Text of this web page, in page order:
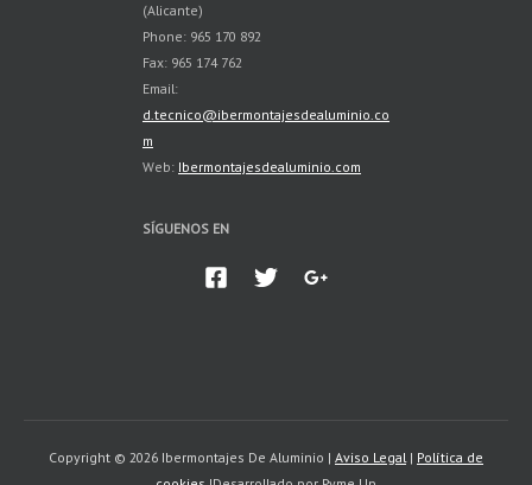
(Alicante)
Phone: 965 170 892
Fax: 965 174 762
Email:
d.tecnico@ibermontajesdealuminio.co
m
Web: Ibermontajesdealuminio.com
SÍGUENOS EN
Copyright © 2026 Ibermontajes De Aluminio | Aviso Legal| Política de